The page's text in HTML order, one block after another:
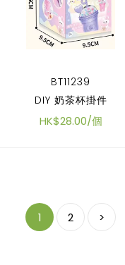
BT11239
DIY 奶茶杯掛件
HK$28.00/個
1 2 >